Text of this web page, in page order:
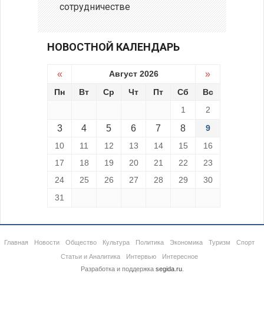
сотрудничестве
НОВОСТНОЙ КАЛЕНДАРЬ
« Август 2026 »
Пн Вт Ср Чт Пт Сб
Вс
1
2
3 4 5 6 7 8
9
10
11 12 13 14 15
16
17
18 19 20 21 22
23
24
25 26 27 28 29
30
31
Главная Новости Общество Культура Политика Экономика Туризм
Спорт
Статьи и Аналитика
Интервью
Интересное
Разработка и поддержка segida.ru.